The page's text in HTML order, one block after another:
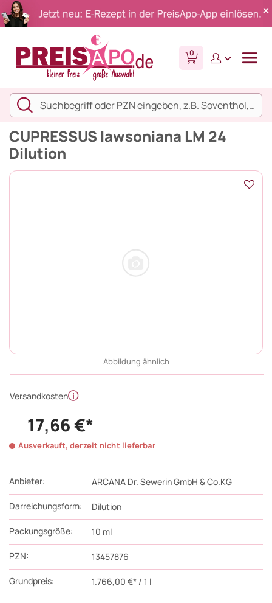
0
CUPRESSUS lawsoniana LM 24
Dilution
Abbildung ähnlich
Versandkosten
Anbieter: ARCANA Dr. Sewerin GmbH & Co.KG
Darreichungsform: Dilution
Packungsgröße: 10 ml
PZN: 13457876
Grundpreis: 1.766,00 €* / 1 l
17,66 €*
Ausverkauft, derzeit nicht lieferbar